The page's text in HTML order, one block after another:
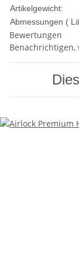
Artikelgewicht:
Abmessungen (
Bewertungen